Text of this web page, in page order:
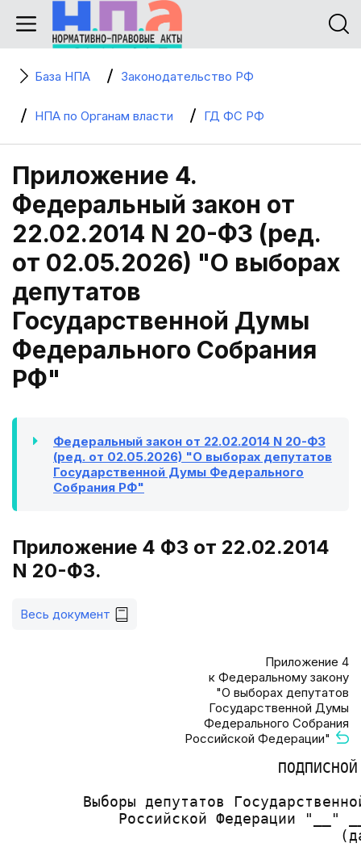
База НПА Законодательство РФ
НПА по Органам власти ГД ФС РФ
Приложение 4.
Федеральный закон от
22.02.2014 N 20-ФЗ (ред.
от 02.05.2026) "О выборах
депутатов
Государственной Думы
Федерального Собрания
РФ"
Федеральный закон от 22.02.2014 N 20-ФЗ
(ред. от 02.05.2026) "О выборах депутатов
Государственной Думы Федерального
Собрания РФ"
Приложение 4 ФЗ от 22.02.2014
N 20-ФЗ.
Весь документ
Приложение 4
к Федеральному закону
"О выборах депутатов
Государственной Думы
Федерального Собрания
Российской Федерации"
Выборы депутатов
Российской Федерации "__"